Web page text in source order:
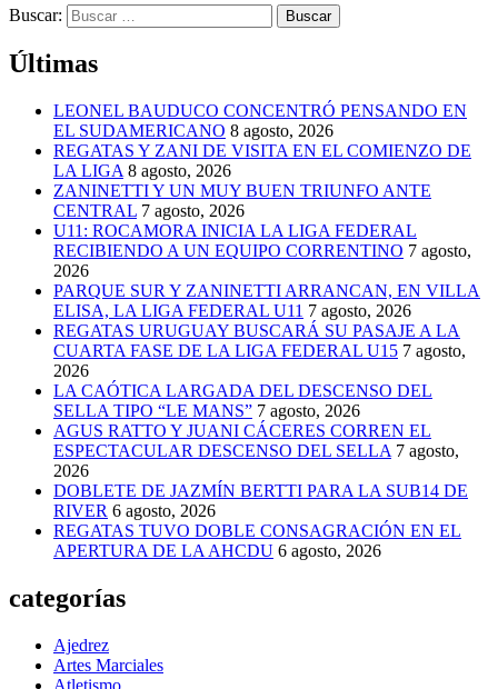
Buscar:
Últimas
LEONEL BAUDUCO CONCENTRÓ PENSANDO EN
EL SUDAMERICANO 8 agosto, 2026
REGATAS Y ZANI DE VISITA EN EL COMIENZO DE
LA LIGA 8 agosto, 2026
ZANINETTI Y UN MUY BUEN TRIUNFO ANTE
CENTRAL 7 agosto, 2026
U11: ROCAMORA INICIA LA LIGA FEDERAL
RECIBIENDO A UN EQUIPO CORRENTINO 7 agosto,
2026
PARQUE SUR Y ZANINETTI ARRANCAN, EN VILLA
ELISA, LA LIGA FEDERAL U11 7 agosto, 2026
REGATAS URUGUAY BUSCARÁ SU PASAJE A LA
CUARTA FASE DE LA LIGA FEDERAL U15 7 agosto,
2026
LA CAÓTICA LARGADA DEL DESCENSO DEL
SELLA TIPO “LE MANS” 7 agosto, 2026
AGUS RATTO Y JUANI CÁCERES CORREN EL
ESPECTACULAR DESCENSO DEL SELLA 7 agosto,
2026
DOBLETE DE JAZMÍN BERTTI PARA LA SUB14 DE
RIVER 6 agosto, 2026
REGATAS TUVO DOBLE CONSAGRACIÓN EN EL
APERTURA DE LA AHCDU 6 agosto, 2026
categorías
Ajedrez
Artes Marciales